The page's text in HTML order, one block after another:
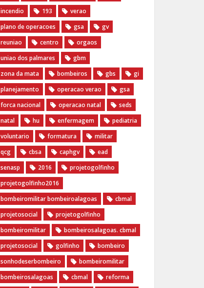
incendio
193
verao
plano de operacoes
gsa
gv
reuniao
centro
orgaos
uniao dos palmares
gbm
zona da mata
bombeiros gbs
gi
planejamento
operacao verao
gsa
forca nacional
operacao natal
seds
natal
hu enfermagem
pediatria
voluntario
formatura
militar
qcg
cbsa caphgv
ead
senasp
2016
projetogolfinho
projetogolfinho2016
bombeiromilitar bombeiroalagoas
cbmal
projetosocial
projetogolfinho
bombeiromilitar
bombeirosalagoas. cbmal
projetosocial
golfinho
bombeiro
sonhodeserbombeiro
bombeiromilitar
bombeirosalagoas
cbmal
reforma